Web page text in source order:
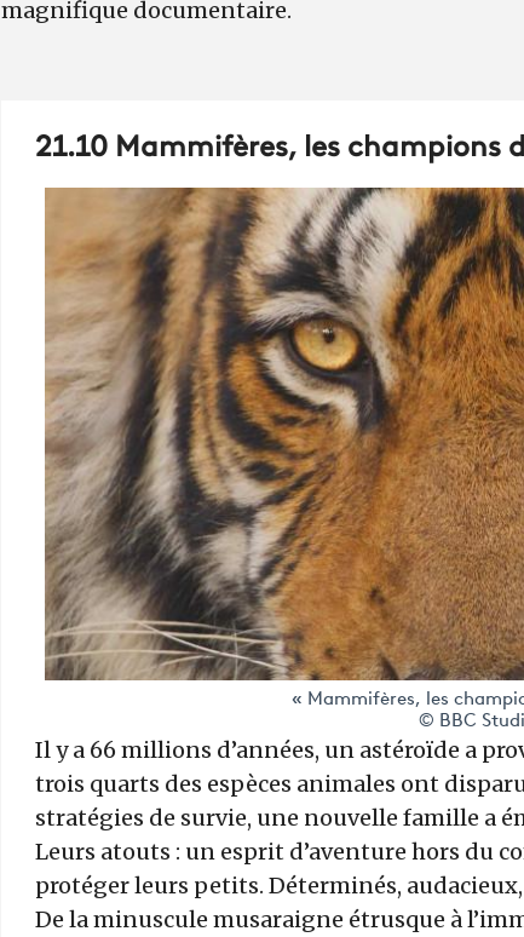
magnifique documentaire.
21.10 Mammifères, les champions
« Mammifères, les
© BBC
Il y a 66 millions d’années, un astéroïde a
trois quarts des espèces animales ont
stratégies de survie, une nouvelle famille a
Leurs atouts : un esprit d’aventure hors du
protéger leurs petits. Déterminés,
De la minuscule musaraigne étrusque à